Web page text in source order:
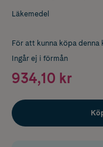
Läkemedel
För att kunna köpa
Ingår ej i förmån
934,10 kr